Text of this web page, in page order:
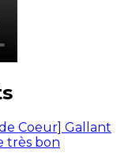
Coeur] Gallant
très bon